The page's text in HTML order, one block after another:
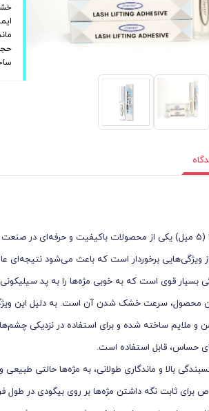
حجم 5
چسب لیفت مژه لومانسا (۵ میل) یکی از محصولات باکیفیت
ویژگی‌هایی برخوردار است که باعث می‌شود نتیجه‌ای
بسیار قوی است که به خوبی مژه‌ها را به پد
محصول، سرعت خشک شدن آن است. به دلیل این
و ملایم ساخته شده و برای استفاده در نزدیکی
حساس، قابل استفاده است.
بالا و ماندگاری طولانی، به مژه‌ها حالتی
برای ثابت نگه داشتن مژه‌ها بر روی بیگودی در طول